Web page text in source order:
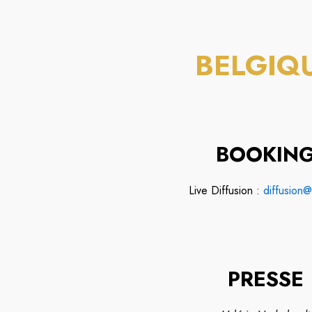
Live Diffusion :
PRESSE